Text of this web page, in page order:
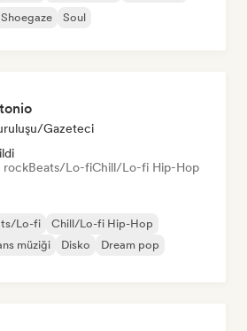
Shoegaze Soul
Gazeteci
rockBeats/Lo-fiChill/Lo-fi Hip-Hop
Lo-fi
Chill/Lo-fi Hip-Hop
müziği Disko
Dream pop